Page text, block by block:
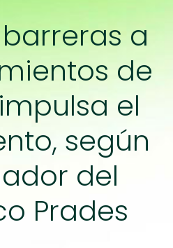
a
de
el
según
del
Prades